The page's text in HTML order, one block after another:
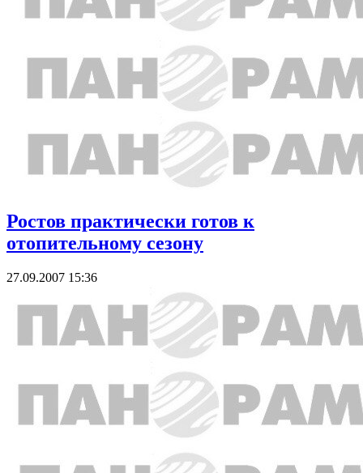
Ростов практически готов к
отопительному сезону
27.09.2007 15:36